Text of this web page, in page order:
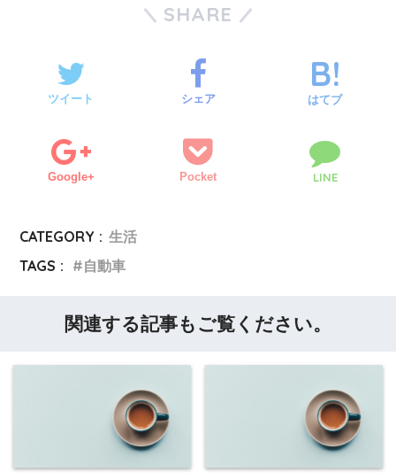
SHARE
ツイート シェア はてブ
Google+ Pocket LINE
CATEGORY : 生活
TAGS :
自動車
関連する記事もご覧ください。